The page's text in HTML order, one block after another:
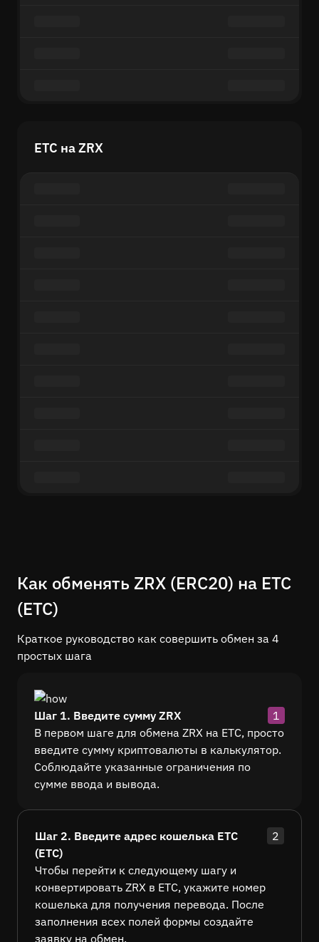
ETC на ZRX
Как обменять ZRX (ERC20) на ETC
(ETC)
Краткое руководство как совершить обмен за 4
простых шага
Шаг 1. Введите сумму ZRX
1
В первом шаге для обмена ZRX на ETC, просто
введите сумму криптовалюты в калькулятор.
Соблюдайте указанные ограничения по
сумме ввода и вывода.
Шаг 2. Введите адрес кошелька ETC
(ETC)
2
Чтобы перейти к следующему шагу и
конвертировать ZRX в ETC, укажите номер
кошелька для получения перевода. После
заполнения всех полей формы создайте
заявку на обмен.